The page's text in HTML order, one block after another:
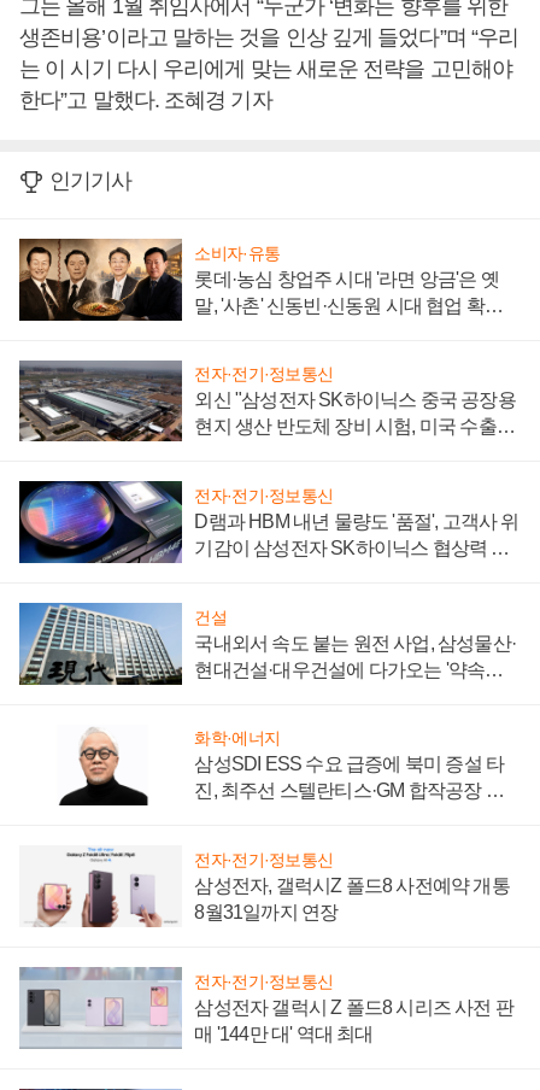
그는 올해 1월 취임사에서 “누군가 ‘변화는 향후를 위한
생존비용’이라고 말하는 것을 인상 깊게 들었다”며 “우리
는 이 시기 다시 우리에게 맞는 새로운 전략을 고민해야
한다”고 말했다. 조혜경 기자
인기기사
소비자·유통
롯데·농심 창업주 시대 '라면 앙금'은 옛
말, '사촌' 신동빈·신동원 시대 협업 확대
전자·전기·정보통신
외신 "삼성전자 SK하이닉스 중국 공장용
현지 생산 반도체 장비 시험, 미국 수출통
전자·전기·정보통신
D램과 HBM 내년 물량도 '품절', 고객사 위
기감이 삼성전자 SK하이닉스 협상력 더
건설
국내외서 속도 붙는 원전 사업, 삼성물산·
현대건설·대우건설에 다가오는 '약속의
화학·에너지
삼성SDI ESS 수요 급증에 북미 증설 타
진, 최주선 스텔란티스·GM 합작공장 건
전자·전기·정보통신
삼성전자, 갤럭시Z 폴드8 사전예약 개통
8월31일까지 연장
전자·전기·정보통신
삼성전자 갤럭시 Z 폴드8 시리즈 사전 판
매 '144만 대' 역대 최대